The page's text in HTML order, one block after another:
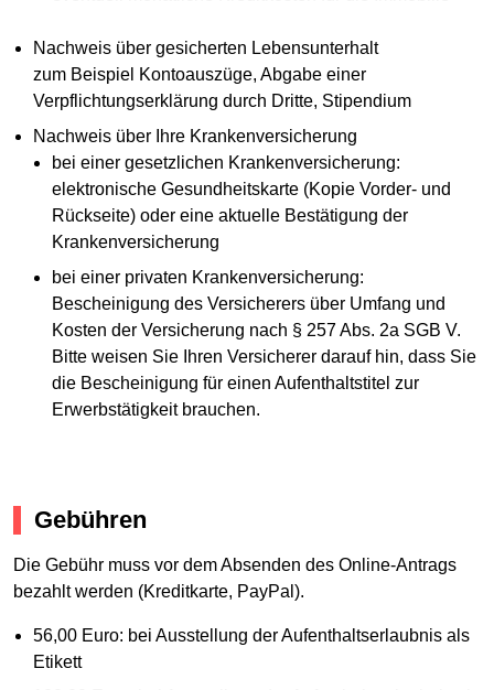
Nachweis über gesicherten Lebensunterhalt
zum Beispiel Kontoauszüge, Abgabe einer
Verpflichtungserklärung durch Dritte, Stipendium
Nachweis über Ihre Krankenversicherung
bei einer gesetzlichen Krankenversicherung:
elektronische Gesundheitskarte (Kopie Vorder- und
Rückseite) oder eine aktuelle Bestätigung der
Krankenversicherung
bei einer privaten Krankenversicherung:
Bescheinigung des Versicherers über Umfang und
Kosten der Versicherung nach § 257 Abs. 2a SGB V.
Bitte weisen Sie Ihren Versicherer darauf hin, dass Sie
die Bescheinigung für einen Aufenthaltstitel zur
Erwerbstätigkeit brauchen.
Gebühren
Die Gebühr muss vor dem Absenden des Online-Antrags
bezahlt werden (Kreditkarte, PayPal).
56,00 Euro: bei Ausstellung der Aufenthaltserlaubnis als
Etikett